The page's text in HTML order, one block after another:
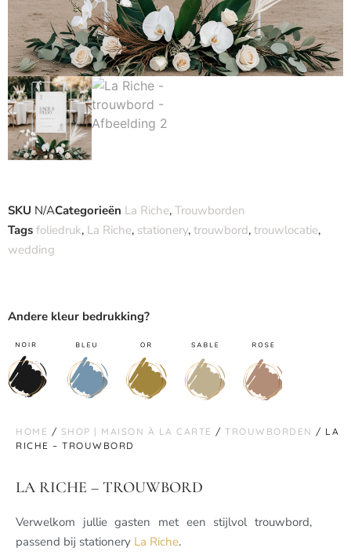
SKU N/ACategorieën La Riche, Trouwborden
Tags foliedruk, La Riche, stationery, trouwbord, trouwlocatie,
wedding
Andere kleur bedrukking?
HOME / SHOP | MAISON À LA CARTE / TROUWBORDEN / LA
RICHE – TROUWBORD
LA RICHE – TROUWBORD
Verwelkom jullie gasten met een stijlvol trouwbord,
passend bij stationery La Riche.